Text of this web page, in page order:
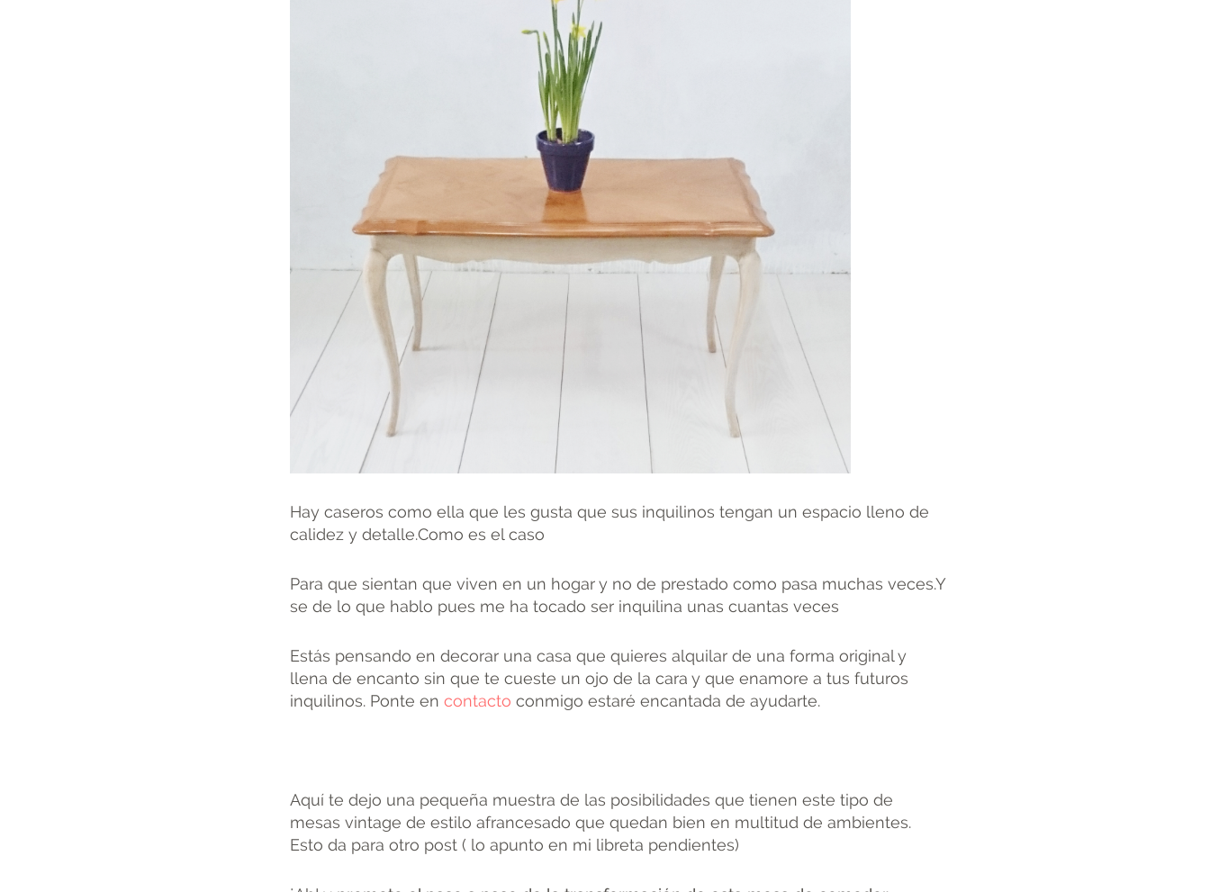
Hay caseros como ella que les gusta que sus inquilinos tengan un espacio lleno de
calidez y detalle.Como es el caso
Para que sientan que viven en un hogar y no de prestado como pasa muchas veces.Y
se de lo que hablo pues me ha tocado ser inquilina unas cuantas veces
Estás pensando en decorar una casa que quieres alquilar de una forma original y
llena de encanto sin que te cueste un ojo de la cara y que enamore a tus futuros
inquilinos. Ponte en contacto conmigo estaré encantada de ayudarte.
Aquí te dejo una pequeña muestra de las posibilidades que tienen este tipo de
mesas vintage de estilo afrancesado que quedan bien en multitud de ambientes.
Esto da para otro post ( lo apunto en mi libreta pendientes)